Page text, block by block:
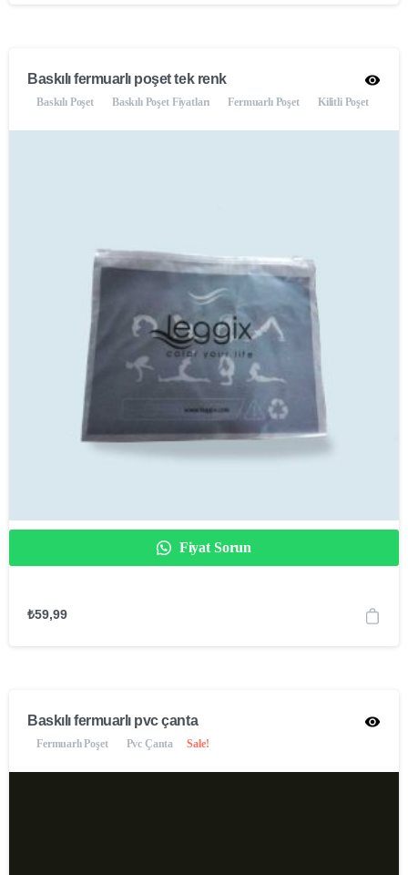
Baskılı fermuarlı poşet tek renk
Baskılı Poşet Baskılı Poşet Fiyatları Fermuarlı Poşet Kilitli Poşet
Fiyat Sorun
₺59,99
Baskılı fermuarlı pvc çanta
Fermuarlı Poşet Pvc Çanta Sale!